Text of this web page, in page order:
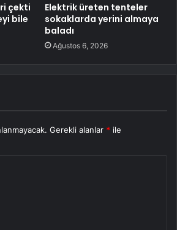
çekti
bile
Elektrik üreten tenteler
sokaklarda yerini almaya
baladı
Ağustos 6, 2026
Gerekli alanlar * ile